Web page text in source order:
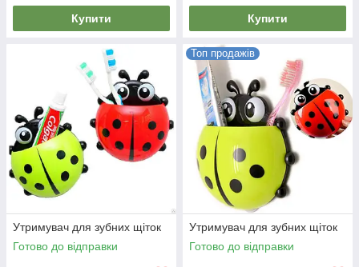
Купити Купити
Утримувач для зубних щіток
Готово до відправки
Топ продажів
Утримувач для зубних щіток
Готово до відправки